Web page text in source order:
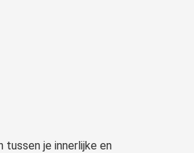
je innerlijke en